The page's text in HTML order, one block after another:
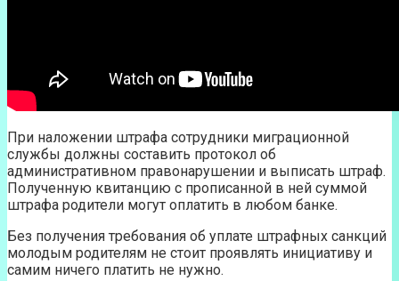
При наложении штрафа сотрудники миграционной
службы должны составить протокол об
административном правонарушении и выписать штраф.
Полученную квитанцию с прописанной в ней суммой
штрафа родители могут оплатить в любом банке.
Без получения требования об уплате штрафных санкций
молодым родителям не стоит проявлять инициативу и
самим ничего платить не нужно.